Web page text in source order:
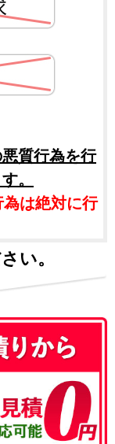
質行為を行
。
は絶対に行
い。